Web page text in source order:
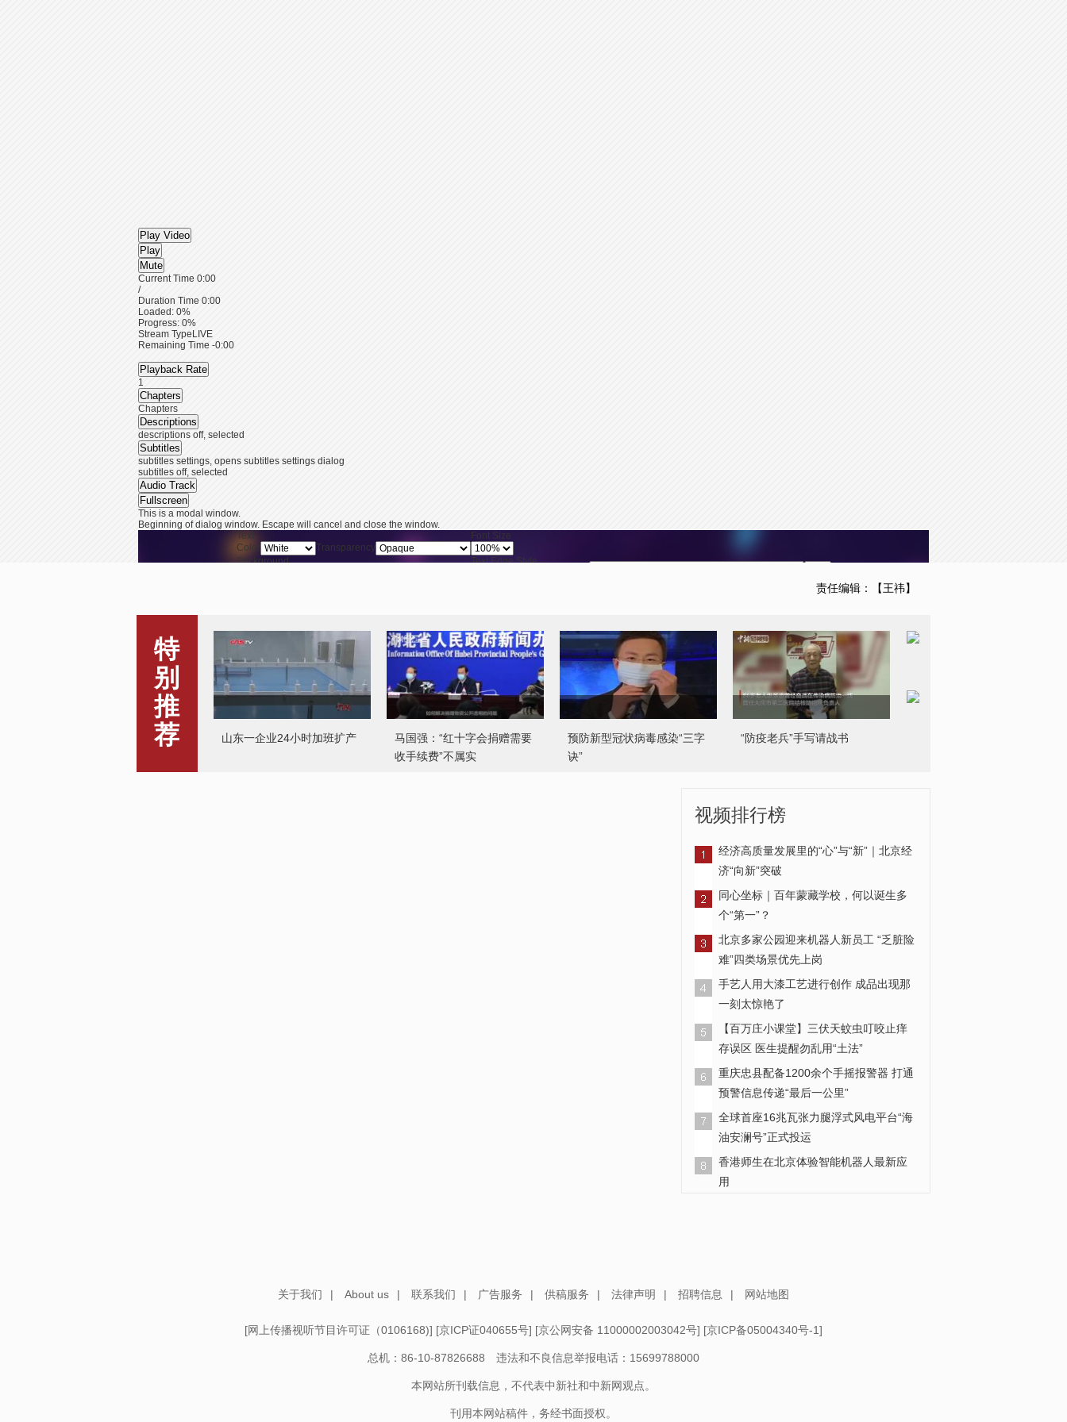
Play Video
Play
Mute
Current Time 0:00
/
Duration Time 0:00
Loaded : 0%
Progress: 0%
Stream Type LIVE
Remaining Time -0:00
Playback Rate
1
Chapters
Chapters
Descriptions
descriptions off, selected
Subtitles
subtitles settings, opens subtitles settings dialog
subtitles off, selected
Audio Track
Fullscreen
This is a modal window.
Beginning of dialog window. Escape will cancel and close the window.
Text
Color
Transparency
Background
Font Size
Text Edge Style
责任编辑：【王祎】
特
别
推
荐
山东一企业24小时加班扩产
马国强：“红十字会捐赠需要
收手续费”不属实
预防新型冠状病毒感染“三字
诀”
“防疫老兵”手写请战书
爱心人士相助10万斤蔬菜运
奋斗在一线的火神山医院党
员建设者
武汉护士愈后重返急救一线
视频排行榜
经济高质量发展里的“心”与“新”｜北京经
济“向新”突破
同心坐标｜百年蒙藏学校，何以诞生多
个“第一”？
北京多家公园迎来机器人新员工 “乏脏险
难”四类场景优先上岗
手艺人用大漆工艺进行创作 成品出现那
一刻太惊艳了
【百万庄小课堂】三伏天蚊虫叮咬止痒
存误区 医生提醒勿乱用“土法”
重庆忠县配备1200余个手摇报警器 打通
预警信息传递“最后一公里”
全球首座16兆瓦张力腿浮式风电平台“海
油安澜号”正式投运
香港师生在北京体验智能机器人最新应
用
关于我们
| About us | 联系我们 | 广告服务 | 供稿服务 | 法律声明 | 招聘信息 | 网站地图
[网上传播视听节目许可证（0106168)] [京ICP证040655号] [京公网安备 11000002003042号] [京ICP备05004340号-1]
总机：86-10-87826688 违法和不良信息举报电话：15699788000
本网站所刊载信息，不代表中新社和中新网观点。
刊用本网站稿件，务经书面授权。